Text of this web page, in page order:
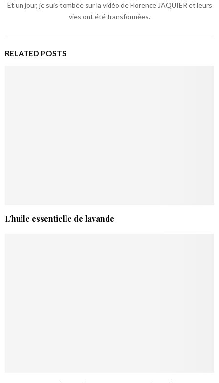
Et un jour, je suis tombée sur la vidéo de Florence JAQUIER et leurs
vies ont été transformées.
RELATED POSTS
L’huile essentielle de lavande